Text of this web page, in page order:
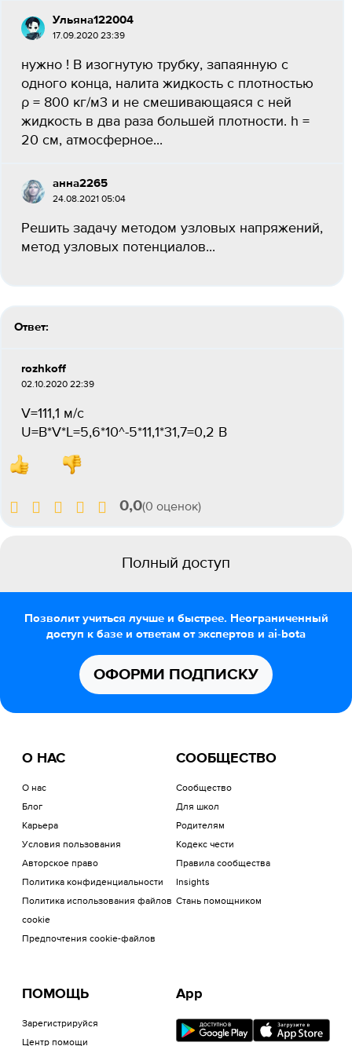
Ульяна122004
17.09.2020 23:39
нужно ! В изогнутую трубку, запаянную с
одного конца, налита жидкость с плотностью
ρ = 800 кг/м3 и не смешивающаяся с ней
жидкость в два раза большей плотности. h =
20 см, атмосферное...
анна2265
24.08.2021 05:04
Решить задачу методом узловых напряжений,
метод узловых потенциалов...
Ответ:
rozhkoff
02.10.2020 22:39
V=111,1 м/с
U=B*V*L=5,6*10^-5*11,1*31,7=0,2 В
0,0(0 оценок)
Полный доступ
Позволит учиться лучше и быстрее. Неограниченный
доступ к базе и ответам от экспертов и ai-bota
ОФОРМИ ПОДПИСКУ
О НАС
О нас
Блог
Карьера
Условия пользования
Авторское право
Политика конфиденциальности
Политика использования файлов
cookie
Предпочтения cookie-файлов
СООБЩЕСТВО
Сообщество
Для школ
Родителям
Кодекс чести
Правила сообщества
Insights
Стань помощником
ПОМОЩЬ
Зарегистрируйся
Центр помощи
App